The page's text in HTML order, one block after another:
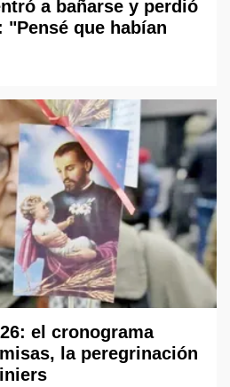
a bañarse y perdió
que habían
el cronograma
la peregrinación